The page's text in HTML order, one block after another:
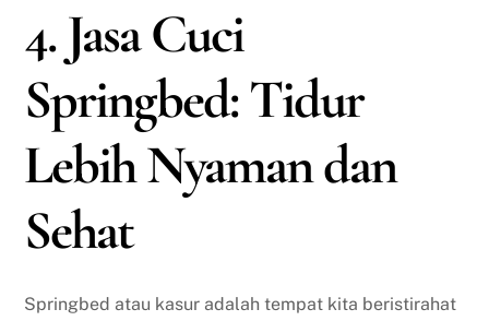
4. Jasa Cuci
Springbed: Tidur
Lebih Nyaman dan
Sehat
Springbed atau kasur adalah tempat kita beristirahat